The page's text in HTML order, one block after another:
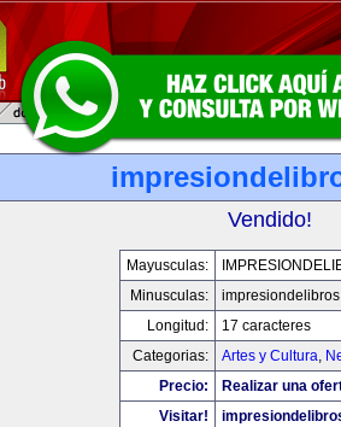
Vendido!
Mayusculas:
Minusculas:
Longitud:
17 caracteres
Categorias:
Artes y Cultura,
Precio:
Realizar una
Visitar!